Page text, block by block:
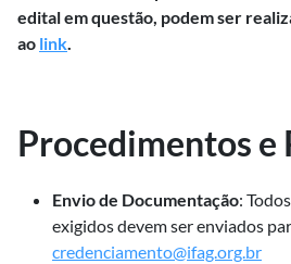
edital em questão, podem ser
ao link.
Procedimentos e
Envio de Documentação:
exigidos devem ser enviados
credenciamento@ifag.org.br